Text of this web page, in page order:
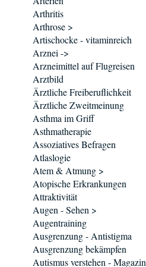
Arthritis
Arthrose >
Artischocke - vitaminreich
Arznei ->
Arzneimittel auf Flugreisen
Arztbild
Ärztliche Freiberuflichkeit
Ärztliche Zweitmeinung
Asthma im Griff
Asthmatherapie
Assoziatives Befragen
Atlaslogie
Atem & Atmung >
Atopische Erkrankungen
Attraktivität
Augen - Sehen >
Augentraining
Ausgrenzung - Antistigma
Ausgrenzung bekämpfen
Autismus verstehen - Magazin